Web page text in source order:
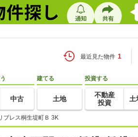
最近見た物件 1
中古
建てる
土地
投資する
不動産
投資
土
ブレス桐生堤町Ｂ 3K